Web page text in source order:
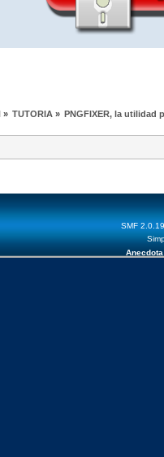
» TUTORIA» PNGFIXER, la utilidad
SMF 2.0.19
Anecdota